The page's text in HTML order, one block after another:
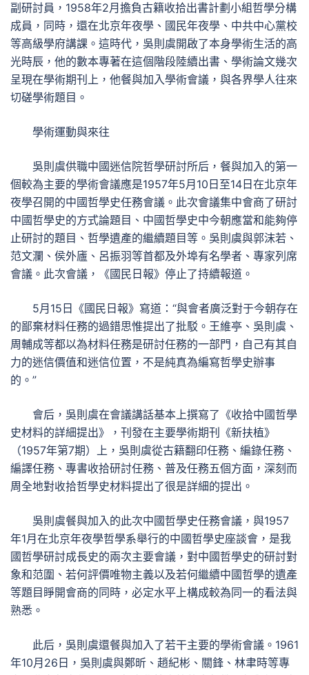
副研討員，1958年2月擔負古籍收拾出書計劃小組哲學分構
成員，同時，還在北京年夜學、國民年夜學、中共中心黨校
等高級學府講課。這時代，吳則虞開啟了本身學術生活的高
光時辰，他的數本專著在這個階段陸續出書、學術論文幾次
呈現在學術期刊上，他餐與加入學術會議，與各界學人往來
切磋學術題目。
學術運動與來往
吳則虞供職中國迷信院哲學研討所后，餐與加入的第一
個較為主要的學術會議應是1957年5月10日至14日在北京年
夜學召開的中國哲學史任務會議。此次會議集中會商了研討
中國哲學史的方式論題目、中國哲學史中今朝應當和能夠停
止研討的題目、哲學遺產的繼續題目等。吳則虞與郭沫若、
范文瀾、侯外廬、呂振羽等首都及外埠有名學者、專家列席
會議。此次會議，《國民日報》停止了持續報道。
5月15日《國民日報》寫道：“與會者廣泛對于今朝存在
的鄙棄材料任務的過錯思惟提出了批駁。王維亭、吳則虞、
周輔成等都以為材料任務是研討任務的一部門，自己有其自
力的迷信價值和迷信位置，不是純真為編寫哲學史辦事
的。”
會后，吳則虞在會議講話基本上撰寫了《收拾中國哲學
史材料的詳細提出》，刊發在主要學術期刊《新扶植》
（1957年第7期）上，吳則虞從古籍翻印任務、編錄任務、
編譯任務、專書收拾研討任務、普及任務五個方面，深刻而
周全地對收拾哲學史材料提出了很是詳細的提出。
吳則虞餐與加入的此次中國哲學史任務會議，與1957
年1月在北京年夜學哲學系舉行的中國哲學史座談會，是我
國哲學研討成長史的兩次主要會議，對中國哲學史的研討對
象和范圍、若何評價唯物主義以及若何繼續中國哲學的遺產
等題目睜開會商的同時，必定水平上構成較為同一的看法與
熟悉。
此后，吳則虞還餐與加入了若干主要的學術會議。1961
年10月26日，吳則虞與鄭昕、趙紀彬、關鋒、林聿時等專